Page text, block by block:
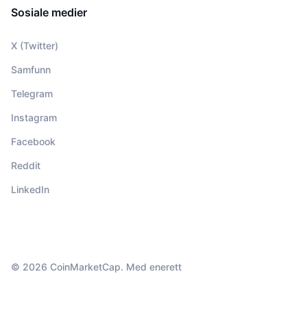
Sosiale medier
X (Twitter)
Samfunn
Telegram
Instagram
Facebook
Reddit
LinkedIn
© 2026 CoinMarketCap. Med enerett